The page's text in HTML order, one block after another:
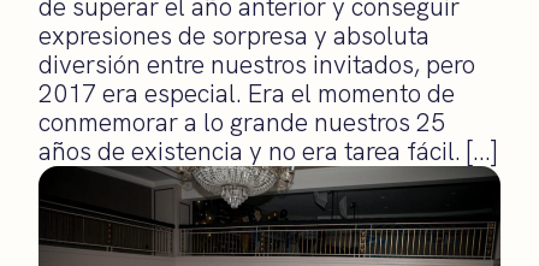
de superar el año anterior y conseguir
expresiones de sorpresa y absoluta
diversión entre nuestros invitados, pero
2017 era especial. Era el momento de
conmemorar a lo grande nuestros 25
años de existencia y no era tarea fácil. […]